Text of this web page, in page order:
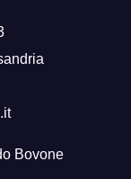
Bovone